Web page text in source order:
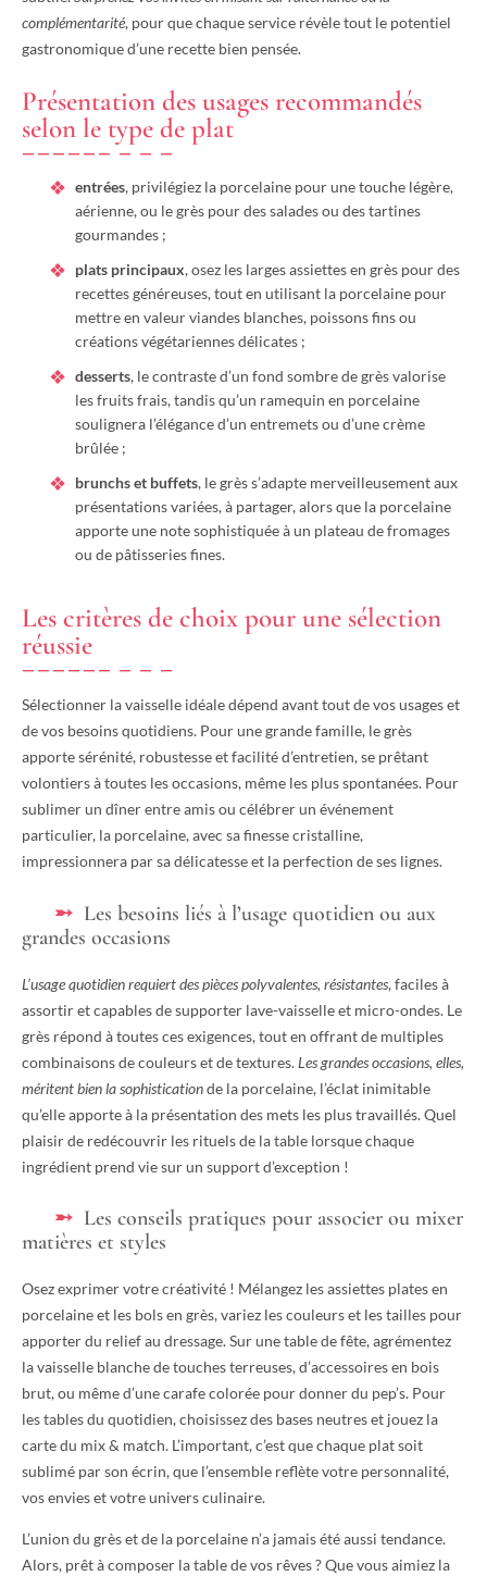
complémentarité, pour que chaque service révèle tout le potentiel
gastronomique d’une recette bien pensée.
Présentation des usages recommandés
selon le type de plat
entrées, privilégiez la porcelaine pour une touche légère,
aérienne, ou le grès pour des salades ou des tartines
gourmandes ;
plats principaux, osez les larges assiettes en grès pour des
recettes généreuses, tout en utilisant la porcelaine pour
mettre en valeur viandes blanches, poissons fins ou
créations végétariennes délicates ;
desserts, le contraste d’un fond sombre de grès valorise
les fruits frais, tandis qu’un ramequin en porcelaine
soulignera l’élégance d’un entremets ou d’une crème
brûlée ;
brunchs et buffets, le grès s’adapte merveilleusement aux
présentations variées, à partager, alors que la porcelaine
apporte une note sophistiquée à un plateau de fromages
ou de pâtisseries fines.
Les critères de choix pour une sélection
réussie
Sélectionner la vaisselle idéale dépend avant tout de vos usages et
de vos besoins quotidiens. Pour une grande famille, le grès
apporte sérénité, robustesse et facilité d’entretien, se prêtant
volontiers à toutes les occasions, même les plus spontanées. Pour
sublimer un dîner entre amis ou célébrer un événement
particulier, la porcelaine, avec sa finesse cristalline,
impressionnera par sa délicatesse et la perfection de ses lignes.
Les besoins liés à l’usage quotidien ou aux
grandes occasions
L’usage quotidien requiert des pièces polyvalentes, résistantes, faciles à
assortir et capables de supporter lave-vaisselle et micro-ondes. Le
grès répond à toutes ces exigences, tout en offrant de multiples
combinaisons de couleurs et de textures.Les grandes occasions, elles,
méritent bien la sophisticationde la porcelaine, l’éclat inimitable
qu’elle apporte à la présentation des mets les plus travaillés. Quel
plaisir de redécouvrir les rituels de la table lorsque chaque
ingrédient prend vie sur un support d’exception !
Les conseils pratiques pour associer ou mixer
matières et styles
Osez exprimer votre créativité ! Mélangez les assiettes plates en
porcelaine et les bols en grès, variez les couleurs et les tailles pour
apporter du relief au dressage. Sur une table de fête, agrémentez
la vaisselle blanche de touches terreuses, d’accessoires en bois
brut, ou même d’une carafe colorée pour donner du pep’s. Pour
les tables du quotidien, choisissez des bases neutres et jouez la
carte du mix & match. L’important, c’est que chaque plat soit
sublimé par son écrin, que l’ensemble reflète votre personnalité,
vos envies et votre univers culinaire.
L’union du grès et de la porcelaine n’a jamais été aussi tendance.
Alors, prêt à composer la table de vos rêves ? Que vous aimiez la